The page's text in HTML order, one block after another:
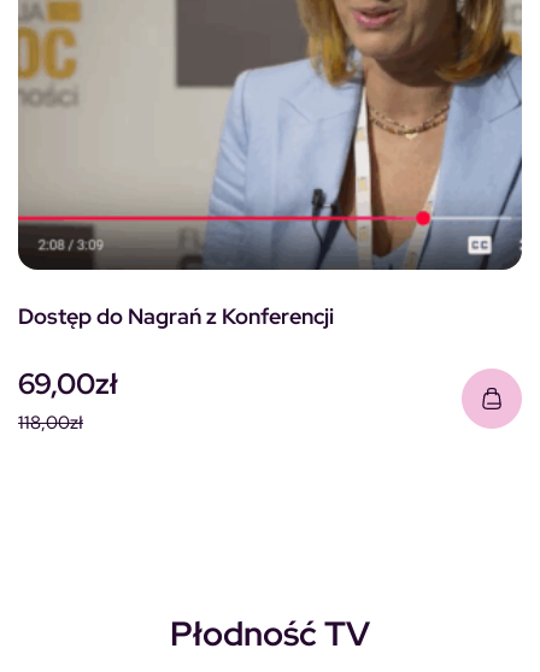
Dostęp do Nagrań z Konferencji
118,00zł
69,00zł
Płodność TV